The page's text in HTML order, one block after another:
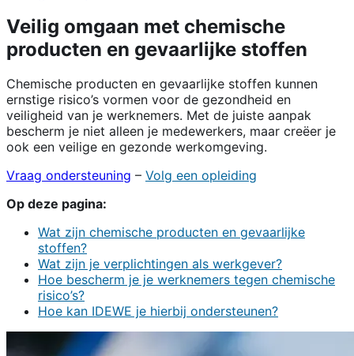
Veilig omgaan met chemische
producten en gevaarlijke stoffen
Chemische producten en gevaarlijke stoffen kunnen
ernstige risico’s vormen voor de gezondheid en
veiligheid van je werknemers. Met de juiste aanpak
bescherm je niet alleen je medewerkers, maar creëer je
ook een veilige en gezonde werkomgeving.
Vraag ondersteuning – Volg een opleiding
Op deze pagina:
Wat zijn chemische producten en gevaarlijke
stoffen?
Wat zijn je verplichtingen als werkgever?
Hoe bescherm je je werknemers tegen chemische
risico’s?
Hoe kan IDEWE je hierbij ondersteunen?